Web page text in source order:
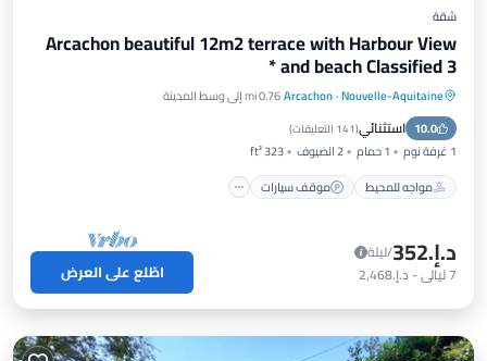
شقة
Arcachon beautiful 12m2 terrace with Harbour View
and beach Classified 3 *
Nouvelle-Aquitaine
·
Arcachon0.76 mi إلى وسط المدينة
10.0 استثنائي(141 التعليقات )
1 غرفة نوم 1 حمام 2 الضيوف
323 ft²
مواجه للمحيط
موقف سيارات
مواجه للمحيط
موقف سيارات
إطلالة على المحيط
د.إ.‏352
/ليلة
7ليالي- د.إ.‏2,468 اطّلع على العرض